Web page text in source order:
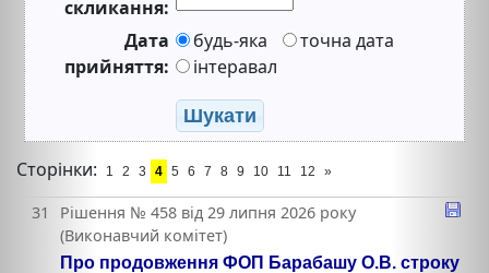
скликання:
Дата
прийняття:
будь-яка
точна дата
інтеравал
Шукати
Сторінки: 1 2 3 4 5 6 7 8 9 10 11 12 »
31
Рішення № 458 від 29 липня 2026 року
(Виконавчий комітет)
Про продовження ФОП Барабашу О.В. строку